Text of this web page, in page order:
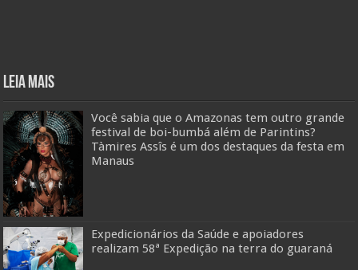
Leia mais
Você sabia que o Amazonas tem outro grande
festival de boi-bumbá além de Parintins?
Tàmires Assîs é um dos destaques da festa em
Manaus
Expedicionários da Saúde e apoiadores
realizam 58ª Expedição na terra do guaraná